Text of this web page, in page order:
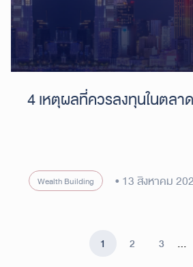
4 เหตุผลที่ควรลงทุนในตลา
Wealth Building 13 สิงหาคม
1 2 3 …